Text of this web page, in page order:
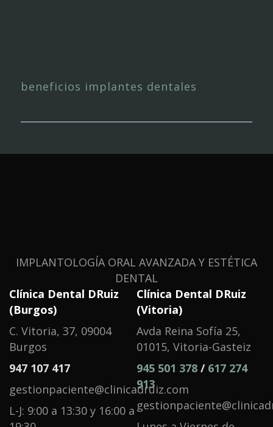
beneficios implantes dentales
IMPLANTOLOGÍA ORAL AVANZADA Y ESTÉTICA
DENTAL
Clínica Dental DRuiz
(Burgos)
C. Vitoria, 37, 09004
Burgos
947 107 417
gestionpaciente@clinicadruiz.com
L-J: 9:00 a 13:30 y 16:00 a
Clínica Dental DRuiz
(Vitoria)
Avda Reina Sofía 25,
01015, Vitoria-Gasteiz
945 501 378 / 617 274
913